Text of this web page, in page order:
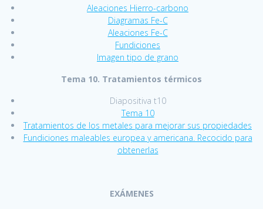
Aleaciones Hierro-carbono
Diagramas Fe-C
Aleaciones Fe-C
Fundiciones
Imagen tipo de grano
Tema 10. Tratamientos térmicos
Diapositiva t10
Tema 10
Tratamientos de los metales para mejorar sus propiedades
Fundiciones maleables europea y americana. Recocido para
obtenerlas
EXÁMENES